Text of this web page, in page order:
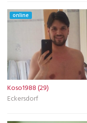
online
Koso1988 (29)
Eckersdorf